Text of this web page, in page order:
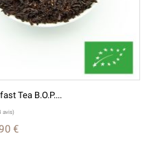
Tea B.O.P....
€